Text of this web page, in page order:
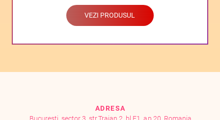
VEZI PRODUSUL
ADRESA